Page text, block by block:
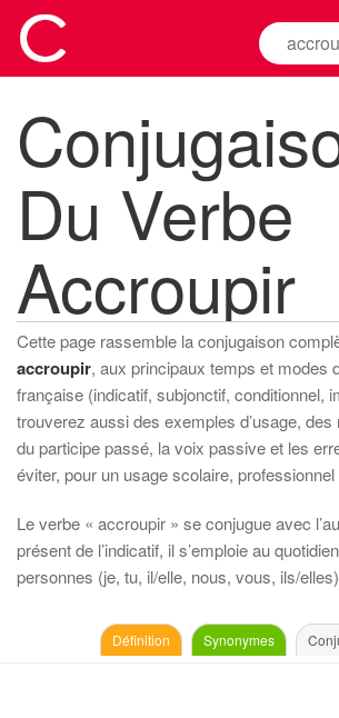
la
d'un
verbe
Du Verbe
Accroupir
Cette page rassemble la conjugaison
accroupir, aux principaux temps et modes
française (indicatif, subjonctif, conditionnel,
trouverez aussi des exemples d’usage, des
du participe passé, la voix passive et les
éviter, pour un usage scolaire,
Le verbe « accroupir » se conjugue avec
présent de l’indicatif, il s’emploie au
personnes (je, tu, il/elle, nous, vous, ils/
Définition Synonymes